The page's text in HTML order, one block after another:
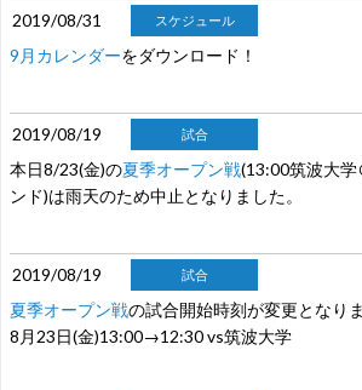
2019/08/31 スケジュール
9月カレンダーをダウンロード！
2019/08/19 試合
本日8/23(金)の夏季オープン戦(13:00筑波大学
ンド)は雨天のため中止となりました。
2019/08/19 試合
夏季オープン戦の試合開始時刻が変更となりま
8月23日(金)13:00→12:30 vs筑波大学